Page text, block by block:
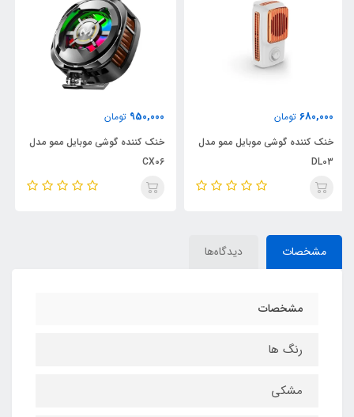
950,000
خنک کننده گوشی موبایل ممو مدل
1,000,000
خنک کننده گوشی موبایل ممو
مشخصات دیدگاه‌ها
مشخصات
رنگ ها
مشکی